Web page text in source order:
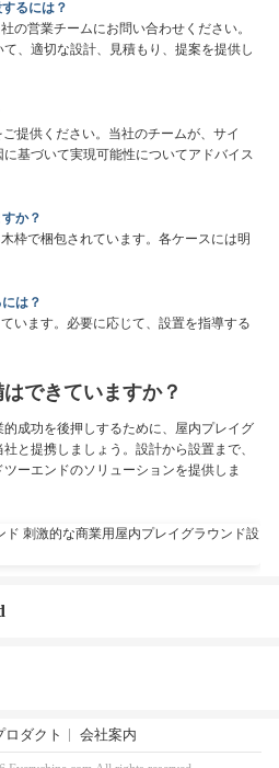
るには？
の営業チームにお問い合わせください。
、適切な設計、見積もり、提案を提供し
提供ください。当社のチームが、サイ
基づいて実現可能性についてアドバイス
か？
枠で梱包されています。各ケースには明
は？
います。必要に応じて、設置を指導する
できていますか？
成功を後押しするために、屋内プレイグ
と提携しましょう。設計から設置まで、
ーエンドのソリューションを提供しま
ロダクト 会社案内